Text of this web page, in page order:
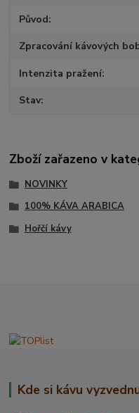
Původ
Zpracování kávových
Intenzita pražení
Stav
Zboží zařazeno v
NOVINKY
100% KÁVA ARABICA
Hořčí kávy
Kde si kávu